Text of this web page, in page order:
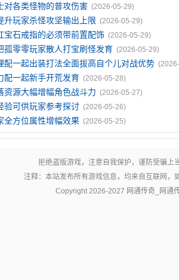
对各类怪物的普攻伤害 (2026-05-29)
升玩家杀怪攻坚输出上限 (2026-05-29)
宝石戒指的必须带前置配饰 (2026-05-29)
孤零零玩家散人打宝刷怪发育 (2026-05-29)
配一起出装打法全面拔高自个儿对战优势
配一起新手开荒发育 (2026-05-28)
资源大幅增幅角色战斗力 (2026-05-27)
验可供玩家参考探讨 (2026-05-26)
全方位属性增幅效果 (2026-05-25)
拒绝盗版游戏，注意自我保护，谨防受骗上
注释：本站发布所有游戏信息，均来自互联网
Copyright 2026-2027 网通传奇_网通